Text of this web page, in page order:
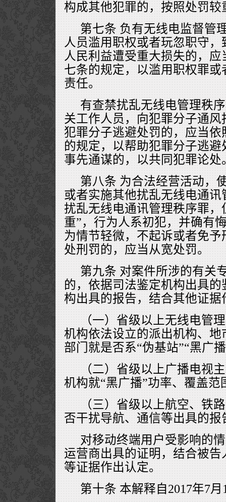
构成其他犯罪的，按照处罚
第七条 负有无线电监督管
人员滥用职权或者玩忽职守
人民利益遭受重大损失的，
七条的规定，以滥用职权罪
责任。
有查禁扰乱无线电管理秩
关工作人员，向犯罪分子通
犯罪分子逃避处罚的，应当
的规定，以帮助犯罪分子逃
事先通谋的，以共同犯罪论处
第八条 为合法经营活动，
或者实施其他扰乱无线电通
扰乱无线电通讯管理秩序罪，
重”，行为人系初犯，并确有
为情节轻微，不起诉或者免
处刑罚的，应当从宽处罚。
第九条 对案件所涉的有关
的，依据司法鉴定机构出具
构出具的报告，结合其他证据
（一）省级以上无线电管
机构依法设立的派出机构、
部门就是否系“伪基站”“黑广
（二）省级以上广播电视
机构就“黑广播”功率、覆盖范
（三）省级以上航空、铁
否干扰导航、通信等出具的报
对移动终端用户受影响的
运营商出具的证明，结合被
等证据作出认定。
第十条 本解释自2017年7